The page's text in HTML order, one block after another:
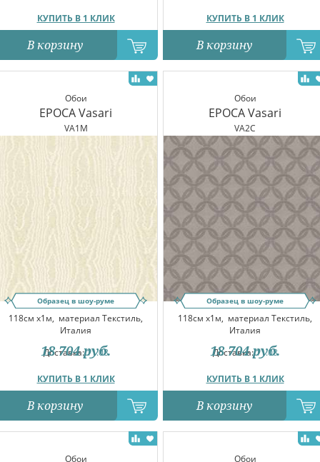
КУПИТЬ В 1 КЛИК
В корзину
КУПИТЬ В 1 КЛИК
В корзину
Обои
EPOCA Vasari
VA1M
Образец в шоу-руме
118см x1м, материал Текстиль,
Италия
Доставка:11.08
КУПИТЬ В 1 КЛИК
18 704 руб.
В корзину
Обои
EPOCA Vasari
VA2C
Образец в шоу-руме
118см x1м, материал Текстиль,
Италия
Доставка:11.08
КУПИТЬ В 1 КЛИК
18 704 руб.
В корзину
Обои Обои